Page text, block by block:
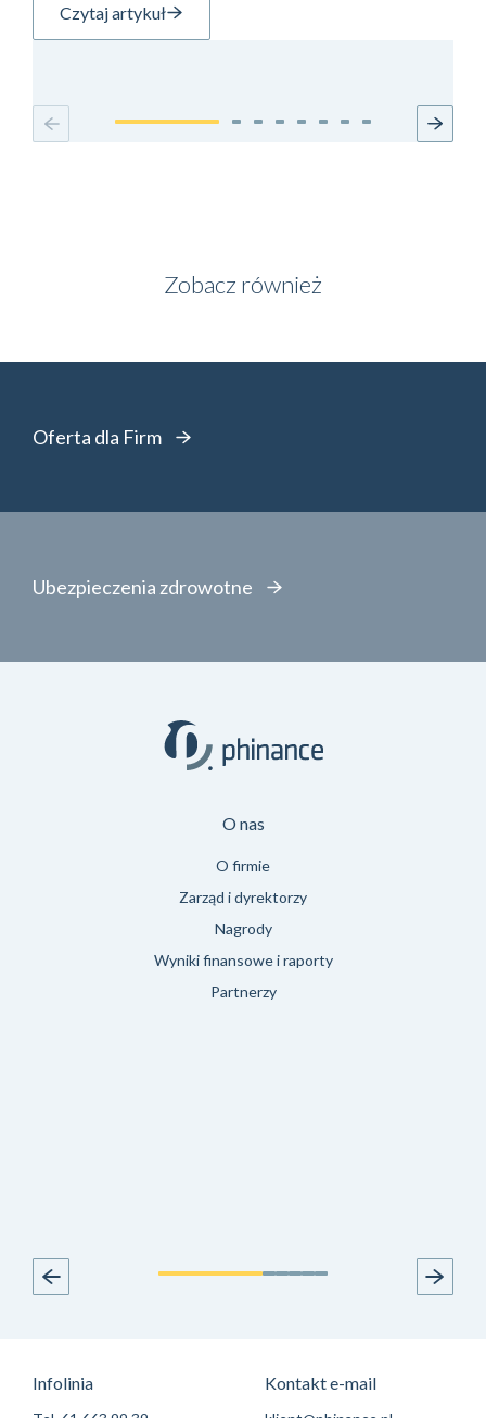
Czytaj artykuł
Zobacz również
Oferta dla Firm
Ubezpieczenia zdrowotne
O nas
O firmie
Zarząd i dyrektorzy
Nagrody
Wyniki finansowe i raporty
Partnerzy
Infolinia Kontakt e-mail